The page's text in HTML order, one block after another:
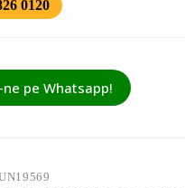
0120
pe Whatsapp!